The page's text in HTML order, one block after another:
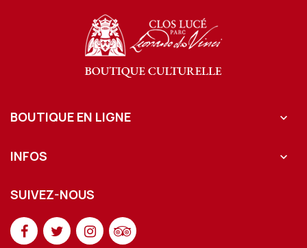
BOUTIQUE EN LIGNE 
INFOS 
SUIVEZ-NOUS